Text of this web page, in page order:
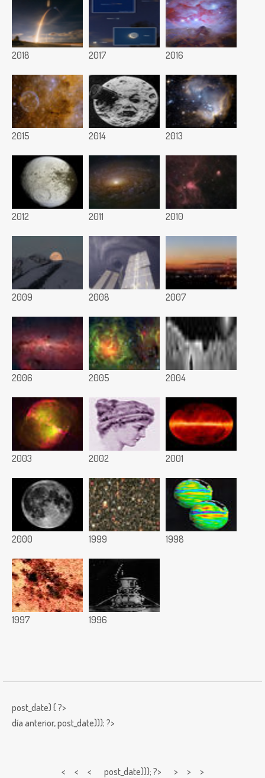
2018 2017 2016
2015 2014 2013
2012 2011 2010
2009 2008 2007
2006 2005 2004
2003 2002 2001
2000 1999 1998
1997 1996
post_date) { ?>
día anterior,post_date))); ?>
< < < post_date))); ?> > > >